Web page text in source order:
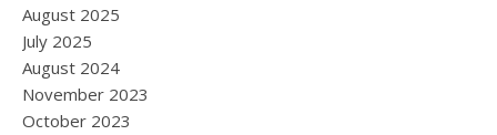
August 2025
July 2025
August 2024
November 2023
October 2023